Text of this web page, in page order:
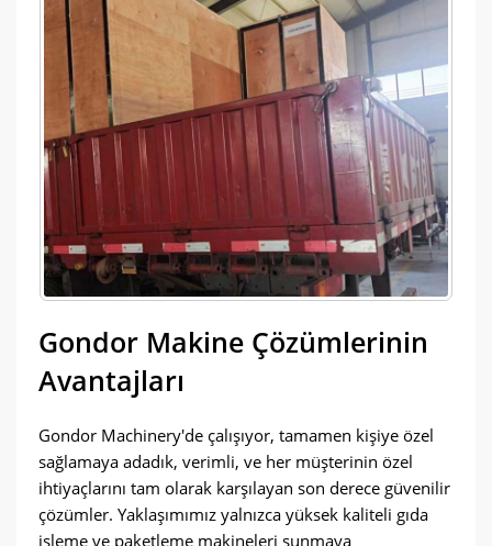
Gondor Makine Çözümlerinin
Avantajları
Gondor Machinery'de çalışıyor, tamamen kişiye özel
sağlamaya adadık, verimli, ve her müşterinin özel
ihtiyaçlarını tam olarak karşılayan son derece güvenilir
çözümler. Yaklaşımımız yalnızca yüksek kaliteli gıda
işleme ve paketleme makineleri sunmaya